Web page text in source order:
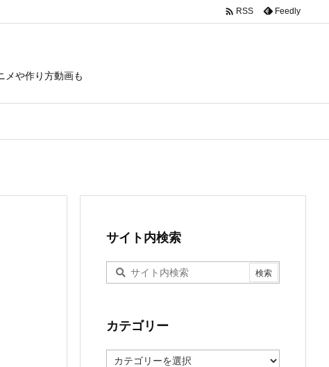
メや作り方動画も
 RSS Feedly
サイト内検索
カテゴリー